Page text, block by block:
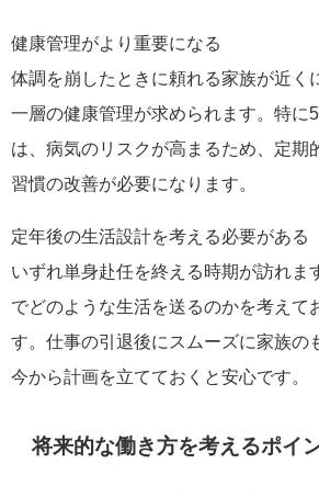
健康管理がより重要になる
体調を崩したときに頼れる家族が近く
一層の健康管理が求められます。特に
は、病気のリスクが高まるため、定期
習慣の改善が必要になります。
定年後の生活設計を考える必要がある
いずれ単身赴任を終える時期が訪れま
でどのような生活を送るのかを考えて
す。仕事の引退後にスムーズに家族の
今から計画を立てておくと安心です。
将来的な働き方を考えるポイ